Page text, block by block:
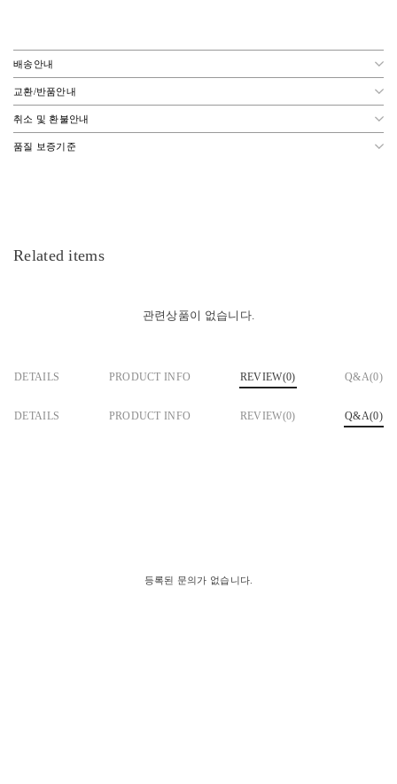
배송안내
교환/반품안내
취소 및 환불안내
품질 보증기준
Related items
관련상품이 없습니다.
DETAILS PRODUCT INFO REVIEW(0) Q&A(0)
DETAILS PRODUCT INFO REVIEW(0) Q&A(0)
등록된 문의가 없습니다.